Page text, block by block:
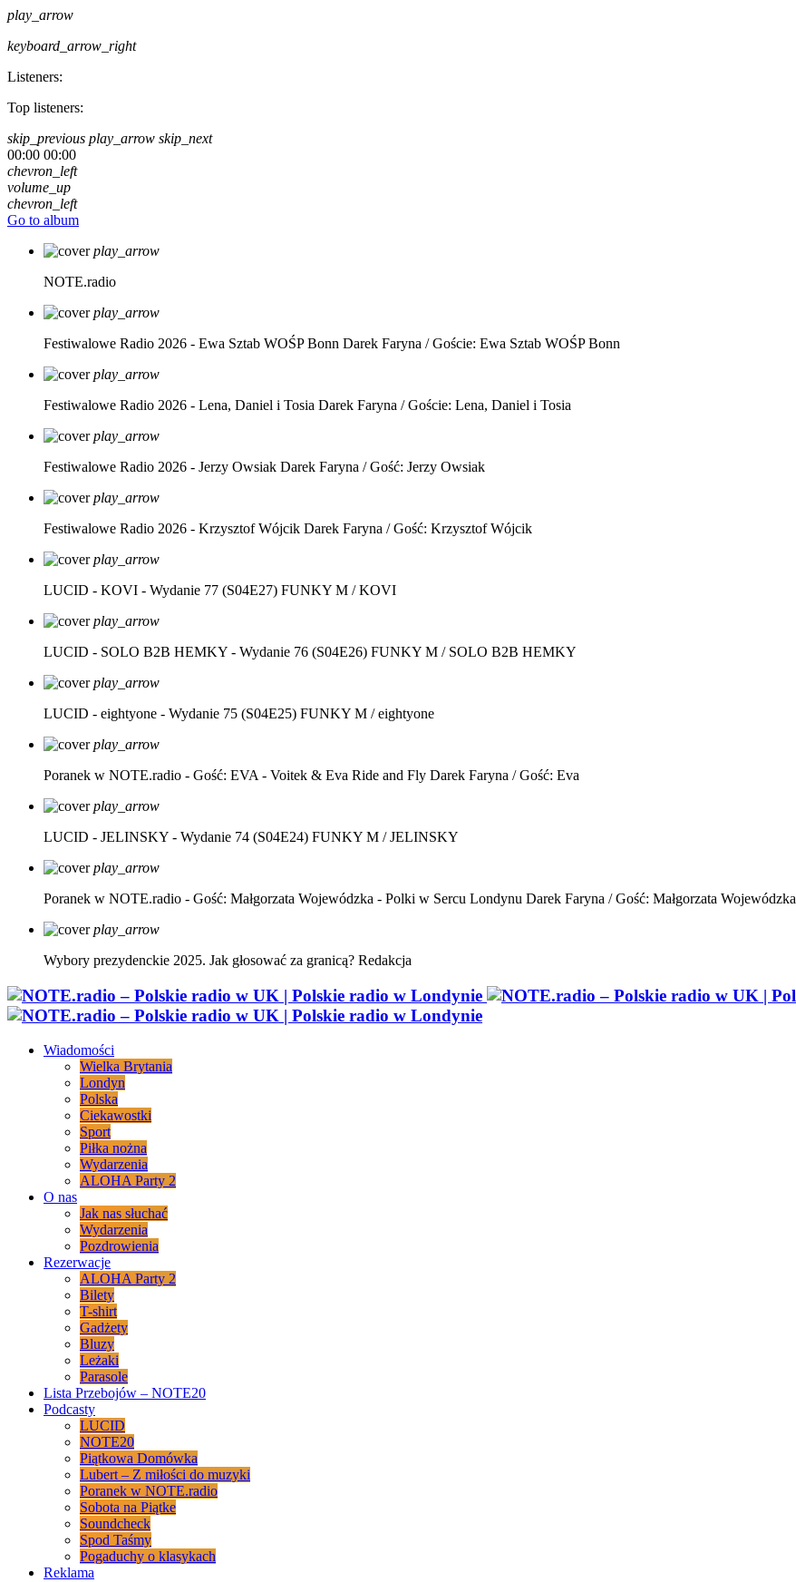
play_arrow
keyboard_arrow_right
Listeners:
Top listeners:
skip_previous play_arrow skip_next
00:00 00:00
chevron_left
volume_up
chevron_left
Go to album
play_arrow
NOTE.radio
play_arrow
Festiwalowe Radio 2026 - Ewa Sztab WOŚP Bonn Darek Faryna / Goście: Ewa Sztab WOŚP Bonn
play_arrow
Festiwalowe Radio 2026 - Lena, Daniel i Tosia Darek Faryna / Goście: Lena, Daniel i Tosia
play_arrow
Festiwalowe Radio 2026 - Jerzy Owsiak Darek Faryna / Gość: Jerzy Owsiak
play_arrow
Festiwalowe Radio 2026 - Krzysztof Wójcik Darek Faryna / Gość: Krzysztof Wójcik
play_arrow
LUCID - KOVI - Wydanie 77 (S04E27) FUNKY M / KOVI
play_arrow
LUCID - SOLO B2B HEMKY - Wydanie 76 (S04E26) FUNKY M / SOLO B2B HEMKY
play_arrow
LUCID - eightyone - Wydanie 75 (S04E25) FUNKY M / eightyone
play_arrow
Poranek w NOTE.radio - Gość: EVA - Voitek & Eva Ride and Fly Darek Faryna / Gość: Eva
play_arrow
LUCID - JELINSKY - Wydanie 74 (S04E24) FUNKY M / JELINSKY
play_arrow
Poranek w NOTE.radio - Gość: Małgorzata Wojewódzka - Polki w Sercu Londynu Darek Faryna / Gość: Małgorzata Wojewódzka
play_arrow
Wybory prezydenckie 2025. Jak głosować za granicą? Redakcja
Wiadomości
Wielka Brytania
Londyn
Polska
Ciekawostki
Sport
Piłka nożna
Wydarzenia
ALOHA Party 2
O nas
Jak nas słuchać
Wydarzenia
Pozdrowienia
Rezerwacje
ALOHA Party 2
Bilety
T-shirt
Gadżety
Bluzy
Leżaki
Parasole
Lista Przebojów – NOTE20
Podcasty
LUCID
NOTE20
Piątkowa Domówka
Lubert – Z miłości do muzyki
Poranek w NOTE.radio
Sobota na Piątke
Soundcheck
Spod Taśmy
Pogaduchy o klasykach
Reklama